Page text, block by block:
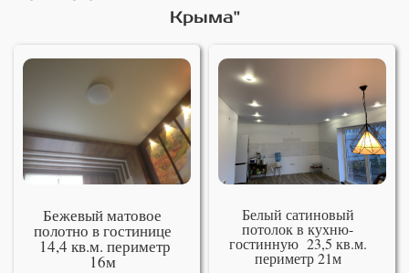
Крыма"
Бежевый матовое
полотно в гостинице
14,4 кв.м. периметр
16м
Белый сатиновый
потолок в кухню-
гостинную 23,5 кв.м.
периметр 21м